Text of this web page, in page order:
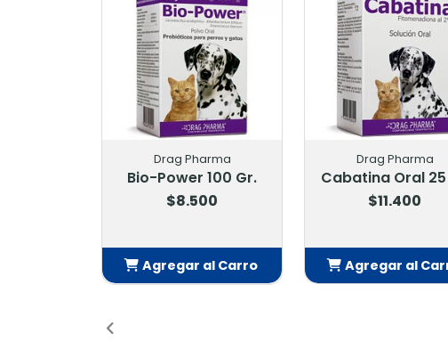
Drag Pharma
Alerdrag 150 Ml
$12.700
Agregar al Carro
Drag Pharma
Apeticat Jarabe 100
Ml
Agregar al Carro